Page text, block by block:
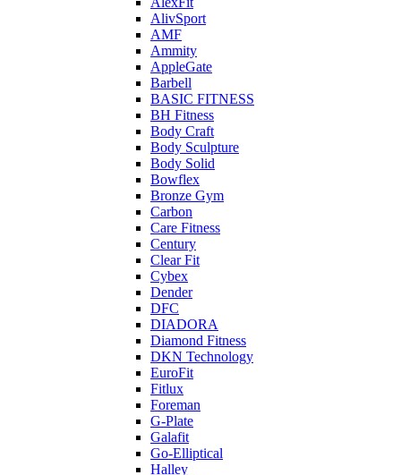
AlivSport
AMF
Ammity
AppleGate
Barbell
BASIC FITNESS
BH Fitness
Body Craft
Body Sculpture
Body Solid
Bowflex
Bronze Gym
Carbon
Care Fitness
Century
Clear Fit
Cybex
Dender
DFC
DIADORA
Diamond Fitness
DKN Technology
EuroFit
Fitlux
Foreman
G-Plate
Galafit
Go-Elliptical
Halley